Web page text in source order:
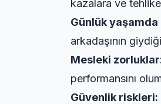
kazalara ve
Günlük
arkadaşının
Mesleki
performansını
Güvenlik riskleri: